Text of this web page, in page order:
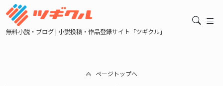
無料小説・ブログ | 小説投稿・作品登録サイト「ツギクル」
ページトップへ